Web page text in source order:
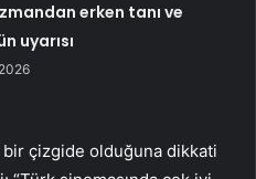
erken tanı ve
uyarısı
bir çizgide olduğuna dikkati